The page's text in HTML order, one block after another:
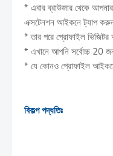
* এবার ব্রাউজার থেকে
এক্সটেনশন আইকনে ট্যাপ
* তার পরে প্রোফাইল
* এখানে আপনি সর্বোচ্চ 20
* যে কোনও প্রোফাইল
বিকল্প পদ্ধতিঃ